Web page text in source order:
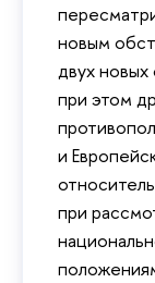
новым
двух
при этом
и
при